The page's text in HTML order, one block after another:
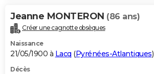
Jeanne MONTERON (86 ans)
Créer une cagnotte obsèques
Naissance
21/05/1900 à Lacq (Pyrénées-Atlantiques)
Décès